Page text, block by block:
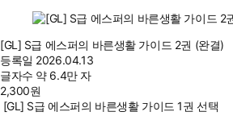
[GL] S급 에스퍼의 바른생활 가이드 2권 (완결)
등록일 2026.04.13
글자수 약 6.4만 자
2,300원
[GL] S급 에스퍼의 바른생활 가이드 1권 선택